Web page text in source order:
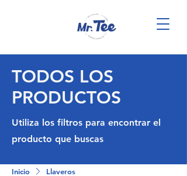
TODOS LOS
PRODUCTOS
Utiliza los filtros para encontrar el
producto que buscas
Inicio Llaveros